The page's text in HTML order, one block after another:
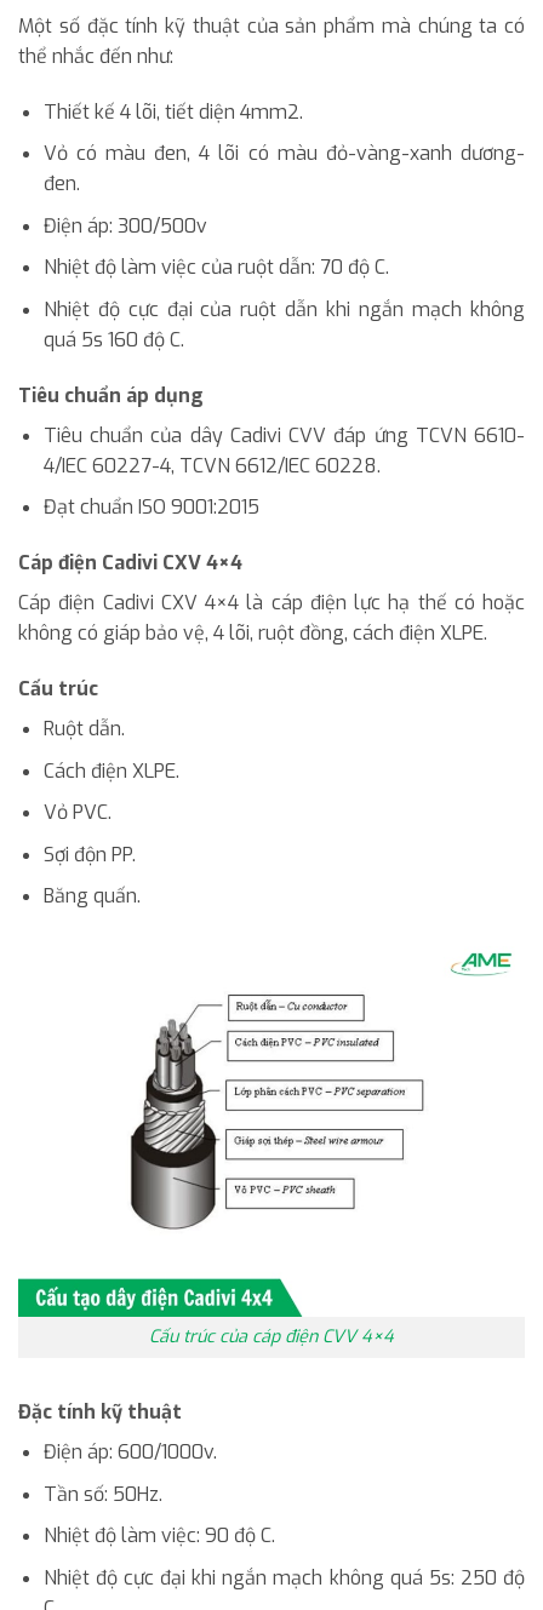
Một số đặc tính kỹ thuật của sản phẩm mà chúng ta có
thể nhắc đến như:
Thiết kế 4 lõi, tiết diện 4mm2.
Vỏ có màu đen, 4 lõi có màu đỏ-vàng-xanh dương-
đen.
Điện áp: 300/500v
Nhiệt độ làm việc của ruột dẫn: 70 độ C.
Nhiệt độ cực đại của ruột dẫn khi ngắn mạch không
quá 5s 160 độ C.
Tiêu chuẩn áp dụng
Tiêu chuẩn của dây Cadivi CVV đáp ứng TCVN 6610-
4/IEC 60227-4, TCVN 6612/IEC 60228.
Đạt chuẩn ISO 9001:2015
Cáp điện Cadivi CXV 4×4
Cáp điện Cadivi CXV 4×4 là cáp điện lực hạ thế có hoặc
không có giáp bảo vệ, 4 lõi, ruột đồng, cách điện XLPE.
Cấu trúc
Ruột dẫn.
Cách điện XLPE.
Vỏ PVC.
Sợi độn PP.
Băng quấn.
Cấu trúc của cáp điện CVV 4×4
Đặc tính kỹ thuật
Điện áp: 600/1000v.
Tần số: 50Hz.
Nhiệt độ làm việc: 90 độ C.
Nhiệt độ cực đại khi ngắn mạch không quá 5s: 250 độ